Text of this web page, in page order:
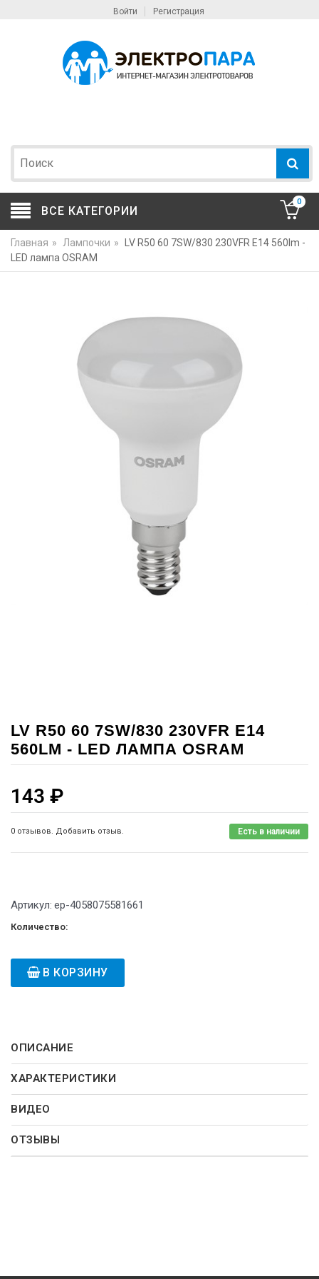
Войти Регистрация
ВСЕ КАТЕГОРИИ
0
Главная » Лампочки »
LV R50 60 7SW/830 230VFR E14 560lm -
LED лампа OSRAM
LV R50 60 7SW/830 230VFR E14
560LM - LED ЛАМПА OSRAM
143 ₽
0 отзывов. Добавить отзыв. Есть в наличии
Артикул: ep-4058075581661
Количество:
В КОРЗИНУ
ОПИСАНИЕ
ХАРАКТЕРИСТИКИ
ВИДЕО
ОТЗЫВЫ